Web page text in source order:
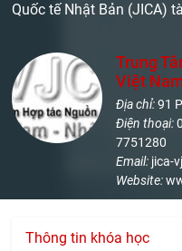
Quốc tế Nhật Bản (JICA)
Trung
Việt
Địa chỉ:91
Điện thoại:
7751280
Email: jica-
Website:
Thông tin khóa học